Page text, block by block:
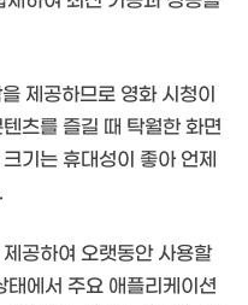
제공하므로 영화 시청이
츠를 즐길 때 탁월한 화면
기는 휴대성이 좋아 언제
공하여 오랫동안 사용할
에서 주요 애플리케이션